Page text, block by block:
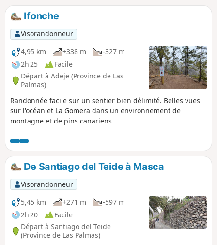
Ifonche
Visorandonneur
4,95 km
+338 m
-327 m
2h 25
Facile
Départ à Adeje (Province de Las
Palmas)
Randonnée facile sur un sentier bien délimité. Belles vues
sur l'océan et La Gomera dans un environnement de
montagne et de pins canariens.
De Santiago del Teide à Masca
Visorandonneur
5,45 km
+271 m
-597 m
2h 20
Facile
Départ à Santiago del Teide
(Province de Las Palmas)